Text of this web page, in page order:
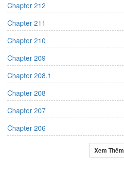
Chapter 212
Chapter 211
Chapter 210
Chapter 209
Chapter 208.1
Chapter 208
Chapter 207
Chapter 206
Xem Thêm